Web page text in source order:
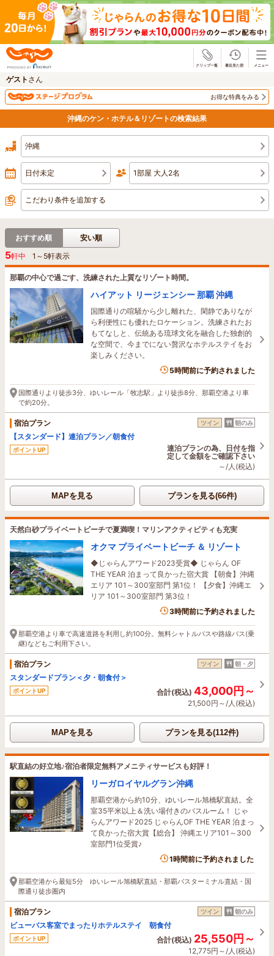
ゲスト さん
お得な特典をみる
沖縄のケン・ホテル＆リゾートの検索結果
沖縄
日付未定 1部屋 大人2名
こだわり条件を追加する
おすすめ順 安い順
5軒中 1 ～ 5軒表示
那覇の中心で過ごす、洗練された上質なリゾート時間。
ハイアット リージェンシー 那覇 沖縄
国際通りの喧騒から少し離れた、閑静でありなが
ら利便性にも優れたロケーション。洗練されたお
もてなしと、伝統ある琉球文化を融合した独創的
な空間で、今までにない贅沢なホテルステイをお
楽しみください。
5時間前に予約されました
国際通りより徒歩3分、ゆいレール「牧志駅」より徒歩8分、那覇空港より車
で約20分。
宿泊プラン ツイン 朝のみ
【スタンダード】連泊プラン／朝食付
ポイントUP
連泊プランの為、日付を指
定して金額をご確認下さい
～/人(税込)
MAPを見る プランを見る(66件)
天然白砂プライベートビーチで夏満喫！マリンアクティビティも充実
オクマ プライベートビーチ ＆ リゾート
◆じゃらんアワード2023受賞◆ じゃらん OF
THE YEAR 泊まって良かった宿大賞 【朝食】沖縄
エリア 101～300室部門 第1位！ 【夕食】沖縄エ
リア 101～300室部門 第3位！2名がこの宿を見ています
3時間前に予約されました
那覇空港より車で高速道路を利用し約100分。無料シャトルバスや路線バス(乗
継)などもご利用下さい。
宿泊プラン ツイン 朝・夕
スタンダードプラン＜夕・朝食付＞
ポイントUP 合計(税込) 43,000円～
21,500円～/人(税込)
MAPを見る プランを見る(112件)
駅直結の好立地♪宿泊者限定無料アメニティサービスも好評！
リーガロイヤルグラン沖縄
那覇空港から約10分、ゆいレール旭橋駅直結。全
室35平米以上＆洗い場付きのバスルーム！ じゃ
らんアワード2025 じゃらんOF THE YEAR 泊まっ
て良かった宿大賞【総合】 沖縄エリア101～300
室部門1位受賞♪
1時間前に予約されました
那覇空港から最短5分 ゆいレール旭橋駅直結・那覇バスターミナル直結・国
際通り徒歩圏内
宿泊プラン ツイン 朝のみ
ビューバス客室でまったりホテルステイ 朝食付
ポイントUP 合計(税込) 25,550円～
12,775円～/人(税込)